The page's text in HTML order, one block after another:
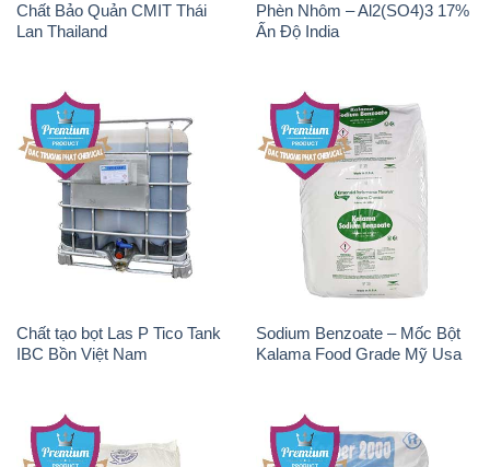
Chất Bảo Quản CMIT Thái
Lan Thailand
Phèn Nhôm – Al2(SO4)3 17%
Ấn Độ India
Chất tạo bọt Las P Tico Tank
IBC Bồn Việt Nam
Sodium Benzoate – Mốc Bột
Kalama Food Grade Mỹ Usa